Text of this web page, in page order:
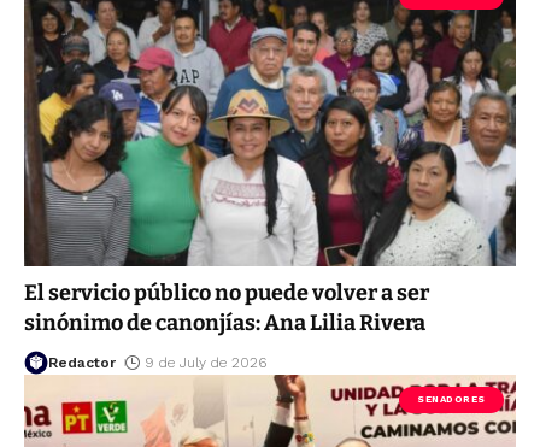
El servicio público no puede volver a ser
sinónimo de canonjías: Ana Lilia Rivera
Redactor 9 de July de 2026
SENADORES